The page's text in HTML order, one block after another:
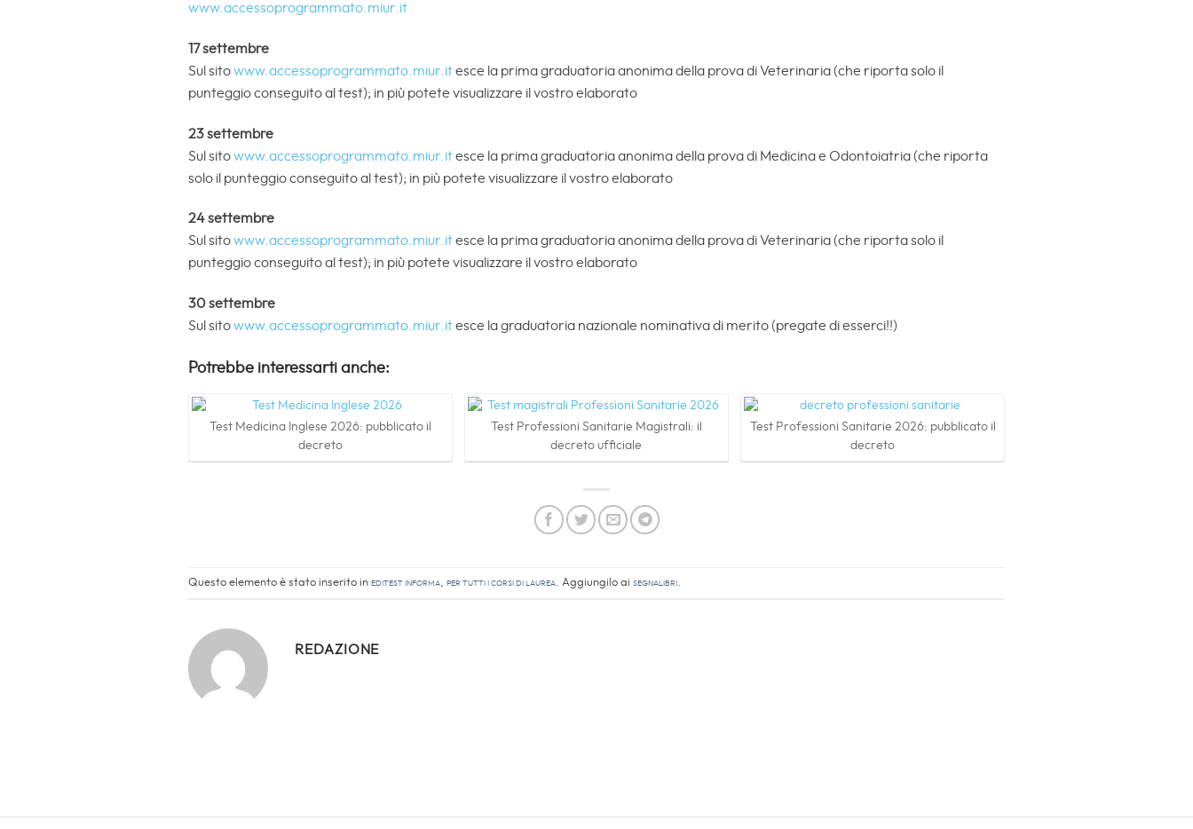
www.accessoprogrammato.miur.it
17 settembre
Sul sitowww.accessoprogrammato.miur.itesce la prima graduatoria anonima della prova di Veterinaria (che riporta solo il
punteggio conseguito al test); in più potete visualizzare il vostro elaborato
23 settembre
Sul sitowww.accessoprogrammato.miur.itesce la prima graduatoria anonima della prova di Medicina e Odontoiatria (che riporta
solo il punteggio conseguito al test); in più potete visualizzare il vostro elaborato
24 settembre
Sul sitowww.accessoprogrammato.miur.itesce la prima graduatoria anonima della prova di Veterinaria (che riporta solo il
punteggio conseguito al test); in più potete visualizzare il vostro elaborato
30 settembre
Sul sitowww.accessoprogrammato.miur.itesce la graduatoria nazionale nominativa di merito (pregate di esserci!!)
Potrebbe interessarti anche:
Test Medicina Inglese 2026: pubblicato il
decreto
Test Professioni Sanitarie Magistrali: il
decreto ufficiale
Test Professioni Sanitarie 2026: pubblicato il
decreto
Questo elemento è stato inserito in EdiTEST informa Per tutti i corsi di laurea . Aggiungilo ai segnalibri
REDAZIONE